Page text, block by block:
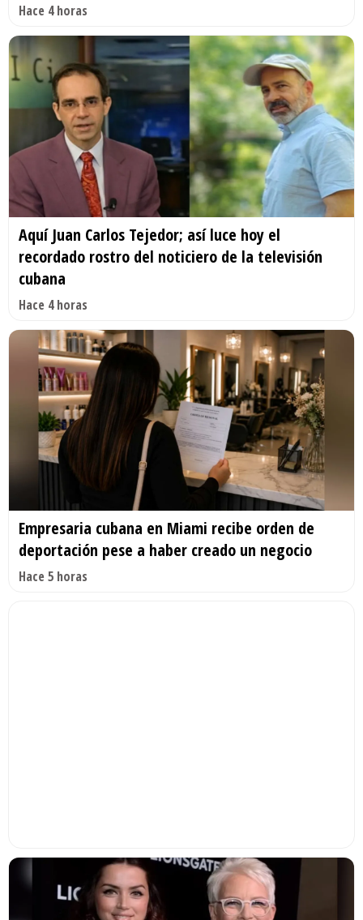
Hace 4 horas
Aquí Juan Carlos Tejedor; así luce hoy el
recordado rostro del noticiero de la televisión
cubana
Hace 4 horas
Empresaria cubana en Miami recibe orden de
deportación pese a haber creado un negocio
Hace 5 horas